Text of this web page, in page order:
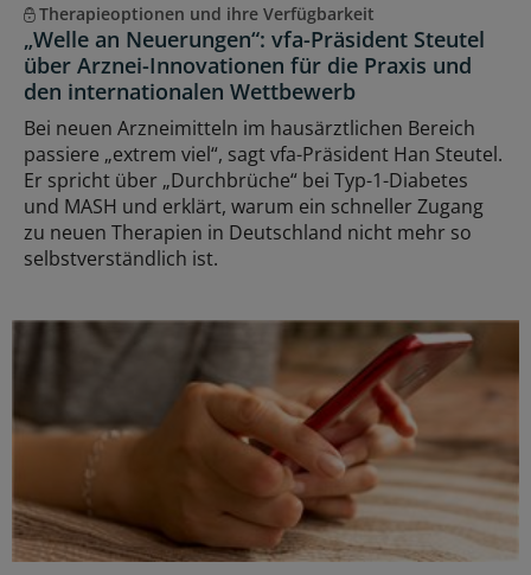
Therapieoptionen und ihre Verfügbarkeit
„Welle an Neuerungen“: vfa-Präsident Steutel
über Arznei-Innovationen für die Praxis und
den internationalen Wettbewerb
Bei neuen Arzneimitteln im hausärztlichen Bereich
passiere „extrem viel“, sagt vfa-Präsident Han Steutel.
Er spricht über „Durchbrüche“ bei Typ-1-Diabetes
und MASH und erklärt, warum ein schneller Zugang
zu neuen Therapien in Deutschland nicht mehr so
selbstverständlich ist.